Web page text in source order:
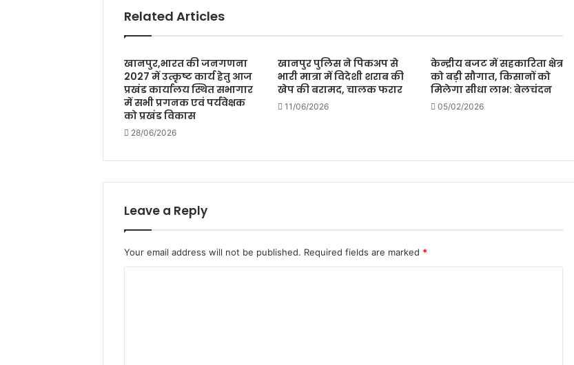
और
परीक्षा
बिना
किसी
गड़बड़ी
और
कदाचार
शांतिपूर्ण
आयोजित
गई
Related Articles
खानपुर,भारत की जनगणना
2027 में उत्कृष्ट कार्य हेतु आज
प्रखंड कार्यालय स्थित सभागार
में सभी प्रगनक एवं पर्यवेक्षक
को प्रखंड विकास
28/06/2026
खानपुर पुलिस ने पिकअप से
भारी मात्रा में विदेशी शराब की
खेप की बरामद, चालक फरार
11/06/2026
केन्द्रीय बजट में सहकारिता क्षेत्र
को बड़ी सौगात, किसानों को
मिलेगा सीधा लाभ: बेलचंदन
05/02/2026
Leave a Reply
Your email address will not be published. Required fields are marked *